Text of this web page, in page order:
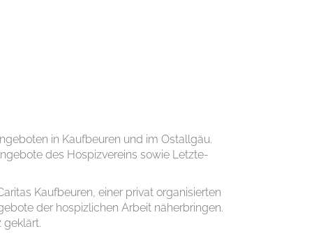
in Kaufbeuren und im Ostallgäu.
des Hospizvereins sowie Letzte-
Kaufbeuren, einer privat organisierten
der hospizlichen Arbeit näherbringen.
geklärt.